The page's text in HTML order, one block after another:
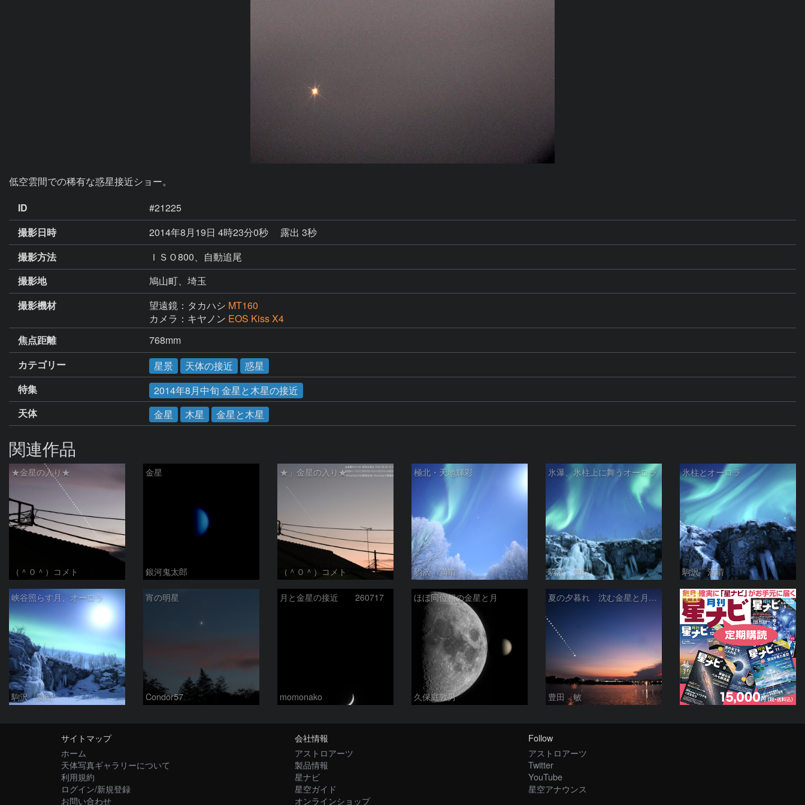
ID
#21225
撮影日時
2014年8月19日 4時23分0秒
露出 3秒
撮影方法
ＩＳＯ800、自動追尾
撮影地
鳩山町、埼玉
撮影機材
望遠鏡：タカハシ MT160
カメラ：キヤノン EOS Kiss X4
焦点距離
768mm
カテゴリー
星景 天体の接近
惑星
特集
2014年8月中旬 金星と木星の接近
天体
金星 木星 金星と木星
関連作品
★金星の入り★
（＾０＾）コメト
金星
銀河鬼太郎
★」金星の入り★
（＾０＾）コメト
極北・天地輝彩
駒沢 満晴
氷瀑、氷柱上に舞うオーロラ
駒沢 満晴
氷柱とオーロラ
駒沢 満晴
峡谷照らす月、オーロラ
駒沢 満晴
宵の明星
Condor57
月と金星の接近 260717
momonako
ほぼ同位相の金星と月
久保庭敦男
夏の夕暮れ 沈む金星と月 2026/7/20
豊田 敏
PR
サイトマップ
ホーム
天体写真ギャラリーについて
利用規約
ログイン/新規登録
お問い合わせ
会社情報
アストロアーツ
製品情報
星ナビ
星空ガイド
オンラインショップ
Follow
アストロアーツ
Twitter
YouTube
星空アナウンス